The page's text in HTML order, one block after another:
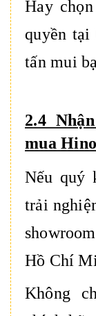
Hay
quyền tại
tấn mui
2.4
mua
Nếu quý
trải
Hồ Chí
Không